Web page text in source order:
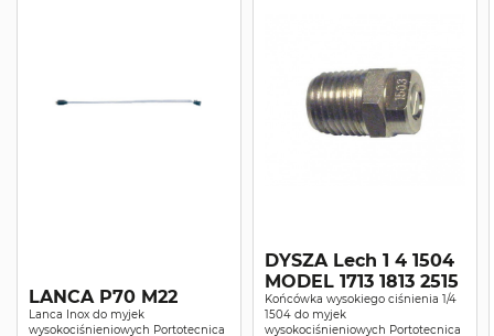
LANCA P70 M22
Lanca Inox do myjek
wysokociśnieniowych Portotecnica
DYSZA Lech 1 4 1504
MODEL 1713 1813 2515
Końcówka wysokiego ciśnienia 1/4
1504 do myjek
wysokociśnieniowych Portotecnica